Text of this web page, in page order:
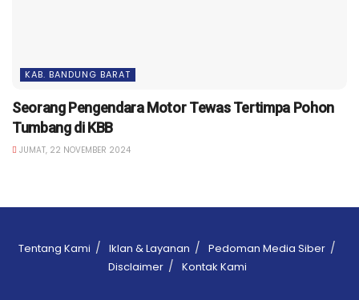
KAB. BANDUNG BARAT
Seorang Pengendara Motor Tewas Tertimpa Pohon
Tumbang di KBB
JUMAT, 22 NOVEMBER 2024
Tentang Kami Iklan & Layanan
Pedoman Media Siber
Disclaimer
Kontak Kami